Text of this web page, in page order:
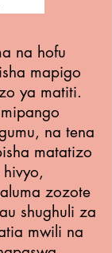
na hofu
mapigo
ya matiti.
na tena
matatizo
zozote
shughuli za
mwili na